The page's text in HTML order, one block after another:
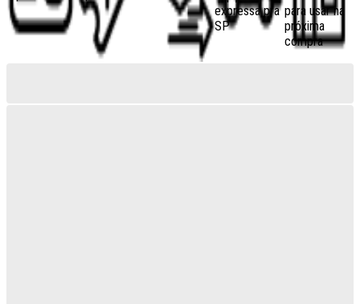
expressa pra
SP
para usar na
próxima
compra